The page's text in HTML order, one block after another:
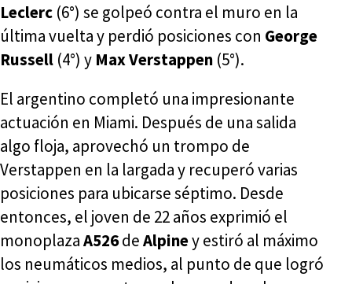
Leclerc (6°) se golpeó contra el muro en la
última vuelta y perdió posiciones con George
Russell (4°) y Max Verstappen (5°).
El argentino completó una impresionante
actuación en Miami. Después de una salida
algo floja, aprovechó un trompo de
Verstappen en la largada y recuperó varias
posiciones para ubicarse séptimo. Desde
entonces, el joven de 22 años exprimió el
monoplazaA526deAlpiney estiró al máximo
los neumáticos medios, al punto de que logró